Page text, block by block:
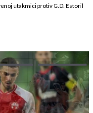
utakmici protiv G.D. Estoril